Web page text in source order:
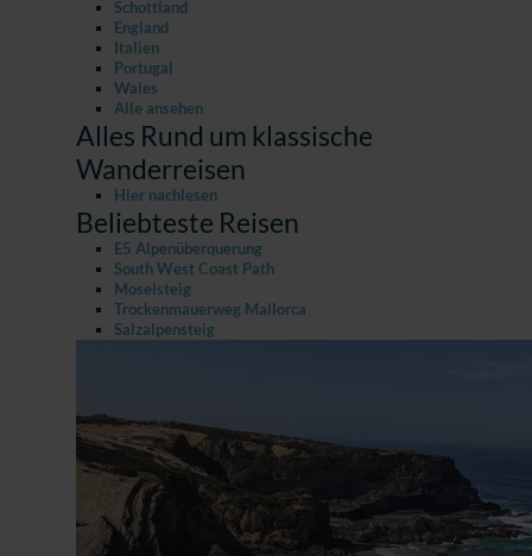
Schottland
England
Italien
Portugal
Wales
Alle ansehen
Alles Rund um klassische
Wanderreisen
Hier nachlesen
Beliebteste Reisen
E5 Alpenüberquerung
South West Coast Path
Moselsteig
Trockenmauerweg Mallorca
Salzalpensteig